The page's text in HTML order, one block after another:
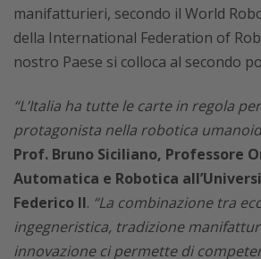
manifatturieri, secondo il World
della International Federation of
nostro Paese si colloca al secondo
“L’Italia ha tutte le carte in regola
protagonista nella robotica
Prof. Bruno Siciliano, Professore
Automatica e Robotica
Federico II. “La combinazione tra
ingegneristica, tradizione
innovazione ci permette di